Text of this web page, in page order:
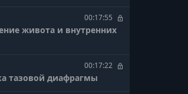
00:17:55
живота и внутренних
00:17:22
тазовой диафрагмы